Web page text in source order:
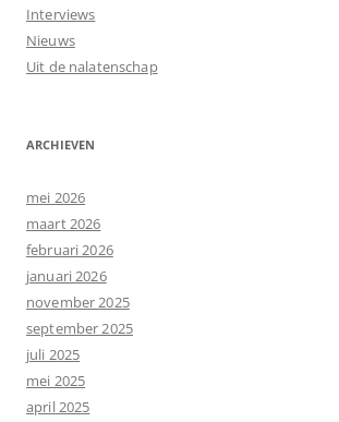
Interviews
Nieuws
Uit de nalatenschap
ARCHIEVEN
mei 2026
maart 2026
februari 2026
januari 2026
november 2025
september 2025
juli 2025
mei 2025
april 2025